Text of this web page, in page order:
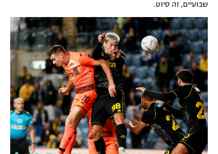
שבועיים, זה סיוט.